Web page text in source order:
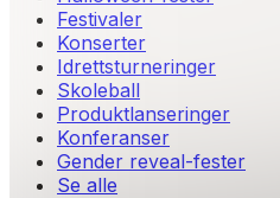
Festivaler
Konserter
Idrettsturneringer
Skoleball
Produktlanseringer
Konferanser
Gender reveal-fester
Se alle